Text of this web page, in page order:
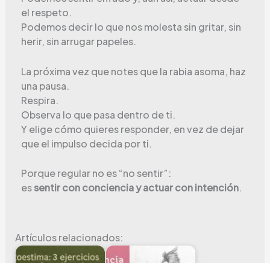
el respeto.
Podemos decir lo que nos molesta sin gritar, sin
herir, sin arrugar papeles.
La próxima vez que notes que la rabia asoma, haz
una pausa.
Respira.
Observa lo que pasa dentro de ti.
Y elige cómo quieres responder, en vez de dejar
que el impulso decida por ti.
Porque regular no es “no sentir”:
essentir con conciencia y actuar con intención.
Artículos relacionados: